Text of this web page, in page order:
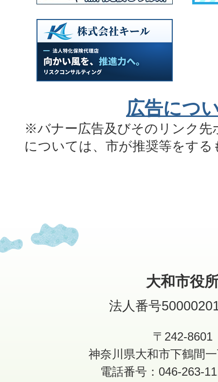
広告につ
※バナー広告及びそのリンク先
については、市が推奨等をす
大和市役
法人番号
〒242-8601
神奈川県大和市下鶴間
電話番号：046-263-